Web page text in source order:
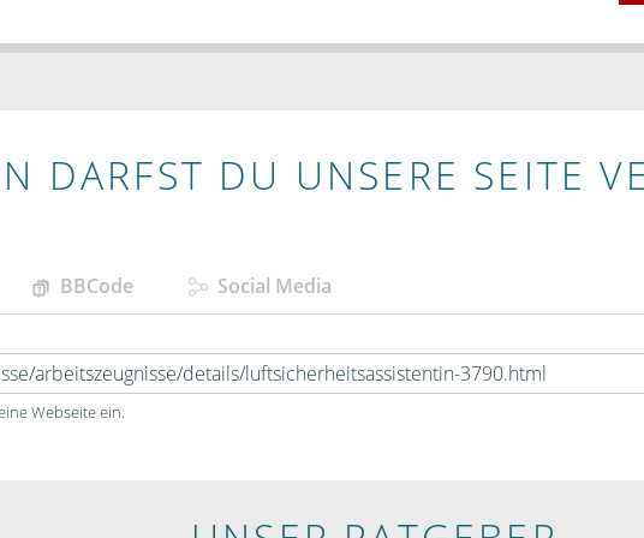
DARFST DU UNSERE SEITE
BBCode Social Media
Webseite ein.